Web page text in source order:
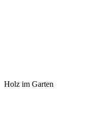
Holz im Garten